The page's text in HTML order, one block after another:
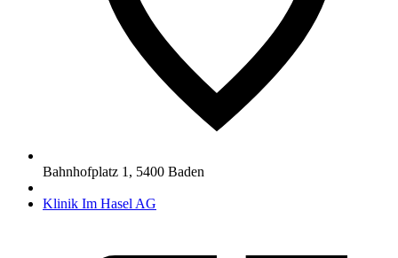
Bahnhofplatz 1 , 5400 Baden
Klinik Im Hasel AG